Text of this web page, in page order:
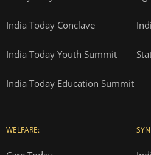
India Today Conclave
India Today Youth Summit
India Today Education Summit
WELFARE: